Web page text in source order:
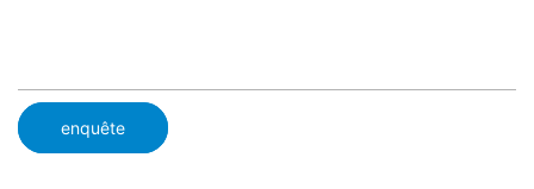
enquête